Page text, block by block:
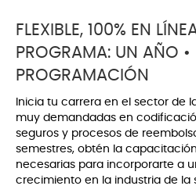
FLEXIBLE, 100% EN
PROGRAMA: UN AÑO •
PROGRAMACIÓN
Inicia tu carrera en el sector de
muy demandadas en
seguros y procesos de
semestres, obtén la
necesarias para incorporarte a
crecimiento en la industria de la